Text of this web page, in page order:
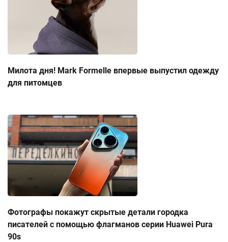
Милота дня! Mark Formelle впервые выпустил одежду
для питомцев
Фотографы покажут скрытые детали городка
писателей с помощью флагманов серии Huawei Pura
90s